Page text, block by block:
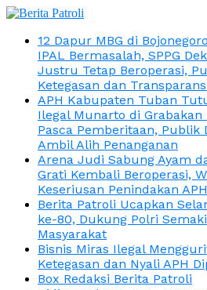
12 Dapur MBG di
IPAL Bermasalah, SPPG
Justru Tetap Beroperasi,
Ketegasan dan
APH Kabupaten Tuban
Ilegal Munarto di Grabakan
Pasca Pemberitaan, Publik
Ambil Alih Penanganan
Arena Judi Sabung Ayam
Grati Kembali Beroperasi,
Keseriusan Penindakan
Berita Patroli Ucapkan
ke-80, Dukung Polri
Masyarakat
Bisnis Miras Ilegal
Ketegasan dan Nyali APH
Box Redaksi Berita Patroli